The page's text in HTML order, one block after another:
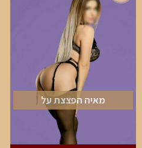
מאיה הפצצת על